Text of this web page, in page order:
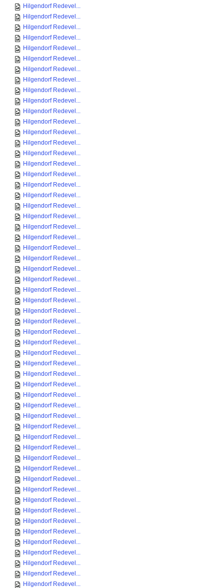
Hilgendorf Redevel...
Hilgendorf Redevel...
Hilgendorf Redevel...
Hilgendorf Redevel...
Hilgendorf Redevel...
Hilgendorf Redevel...
Hilgendorf Redevel...
Hilgendorf Redevel...
Hilgendorf Redevel...
Hilgendorf Redevel...
Hilgendorf Redevel...
Hilgendorf Redevel...
Hilgendorf Redevel...
Hilgendorf Redevel...
Hilgendorf Redevel...
Hilgendorf Redevel...
Hilgendorf Redevel...
Hilgendorf Redevel...
Hilgendorf Redevel...
Hilgendorf Redevel...
Hilgendorf Redevel...
Hilgendorf Redevel...
Hilgendorf Redevel...
Hilgendorf Redevel...
Hilgendorf Redevel...
Hilgendorf Redevel...
Hilgendorf Redevel...
Hilgendorf Redevel...
Hilgendorf Redevel...
Hilgendorf Redevel...
Hilgendorf Redevel...
Hilgendorf Redevel...
Hilgendorf Redevel...
Hilgendorf Redevel...
Hilgendorf Redevel...
Hilgendorf Redevel...
Hilgendorf Redevel...
Hilgendorf Redevel...
Hilgendorf Redevel...
Hilgendorf Redevel...
Hilgendorf Redevel...
Hilgendorf Redevel...
Hilgendorf Redevel...
Hilgendorf Redevel...
Hilgendorf Redevel...
Hilgendorf Redevel...
Hilgendorf Redevel...
Hilgendorf Redevel...
Hilgendorf Redevel...
Hilgendorf Redevel...
Hilgendorf Redevel...
Hilgendorf Redevel...
Hilgendorf Redevel...
Hilgendorf Redevel...
Hilgendorf Redevel...
Hilgendorf Redevel...